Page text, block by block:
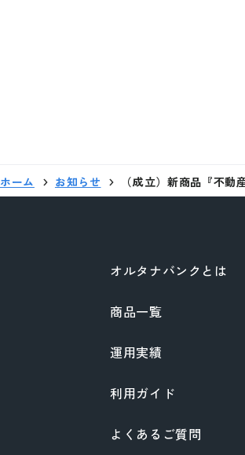
ホーム お知らせ （成立）新商品『不動
オルタナバンクとは
商品一覧
運用実績
利用ガイド
よくあるご質問